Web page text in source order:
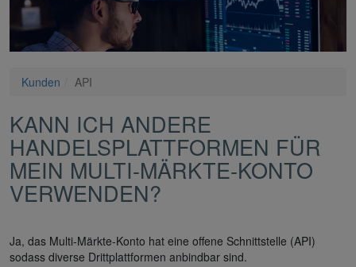
Kunden API
KANN ICH ANDERE
HANDELSPLATTFORMEN FÜR
MEIN MULTI-MÄRKTE-KONTO
VERWENDEN?
Ja, das Multi-Märkte-Konto hat eine offene Schnittstelle (API)
sodass diverse Drittplattformen anbindbar sind.